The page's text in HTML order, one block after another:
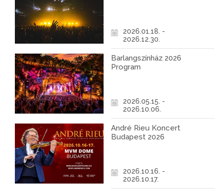
2026.01.18. -
2026.12.30.
Barlangszínház 2026
Program
2026.05.15. -
2026.10.06.
André Rieu Koncert
Budapest 2026
2026.10.16. -
2026.10.17.